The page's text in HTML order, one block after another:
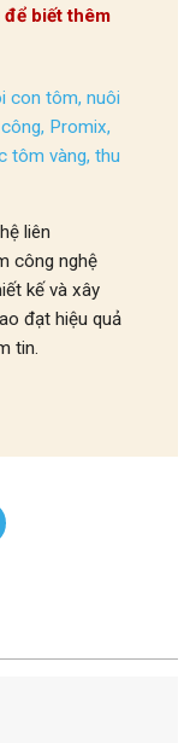
biết thêm
con tôm, nuôi
, Promix,
tôm vàng, thu
liên
công nghệ
kế và xây
đạt hiệu quả
tin.